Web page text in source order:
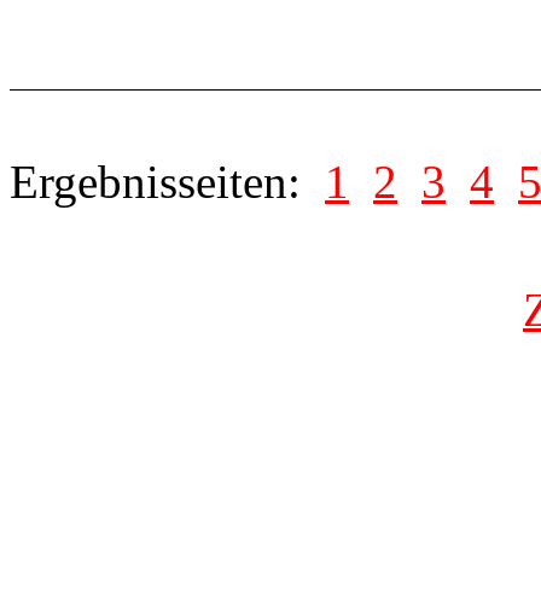
Ergebnisseiten: 1 2 3 4 5